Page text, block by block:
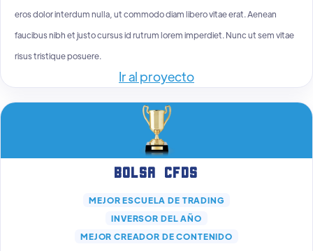
eros dolor interdum nulla, ut commodo diam libero vitae erat. Aenean
faucibus nibh et justo cursus id rutrum lorem imperdiet. Nunc ut sem vitae
risus tristique posuere.
Ir al proyecto
Bolsa CFDs
MEJOR ESCUELA DE TRADING
INVERSOR DEL AÑO
MEJOR CREADOR DE CONTENIDO